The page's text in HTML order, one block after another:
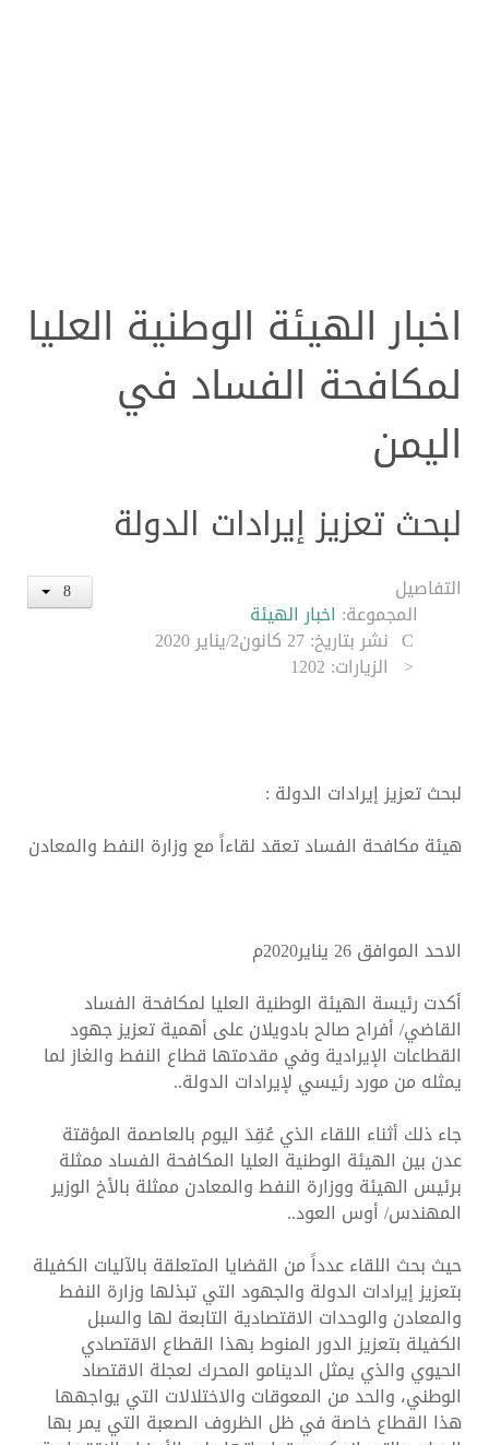
اخبار الهيئة الوطنية العليا
لمكافحة الفساد في
اليمن
لبحث تعزيز إيرادات الدولة
التفاصيل
المجموعة: اخبار الهيئة
نشر بتاريخ: 27 كانون2/يناير 2020
الزيارات: 1202
لبحث تعزيز إيرادات الدولة :
هيئة مكافحة الفساد تعقد لقاءاً مع وزارة النفط والمعادن
الاحد الموافق 26 يناير2020م
أكدت رئيسة الهيئة الوطنية العليا لمكافحة الفساد
القاضي/ أفراح صالح بادويلان على أهمية تعزيز جهود
القطاعات الإيرادية وفي مقدمتها قطاع النفط والغاز لما
يمثله من مورد رئيسي لإيرادات الدولة..
جاء ذلك أثناء اللقاء الذي عُقِدَ اليوم بالعاصمة المؤقتة
عدن بين الهيئة الوطنية العليا المكافحة الفساد ممثلة
برئيس الهيئة ووزارة النفط والمعادن ممثلة بالأخ الوزير
المهندس/ أوس العود..
حيث بحث اللقاء عدداً من القضايا المتعلقة بالآليات الكفيلة
بتعزيز إيرادات الدولة والجهود التي تبذلها وزارة النفط
والمعادن والوحدات الاقتصادية التابعة لها والسبل
الكفيلة بتعزيز الدور المنوط بهذا القطاع الاقتصادي
الحيوي والذي يمثل الدينامو المحرك لعجلة الاقتصاد
الوطني، والحد من المعوقات والاختلالات التي يواجهها
هذا القطاع خاصة في ظل الظروف الصعبة التي يمر بها